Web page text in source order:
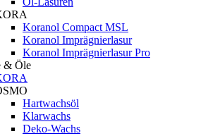
Koranol Compact MSL
Koranol Imprägnierlasur
Koranol Imprägnierlasur Pro
& Öle
Hartwachsöl
Klarwachs
Deko-Wachs